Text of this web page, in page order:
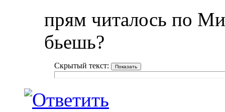
прям читалось по
бьешь?
Скрытый текст: